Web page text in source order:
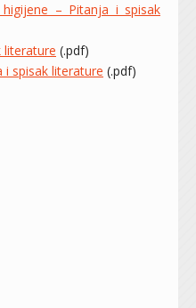
– Pitanja i spisak
literature (.pdf)
i spisak literature (.pdf)